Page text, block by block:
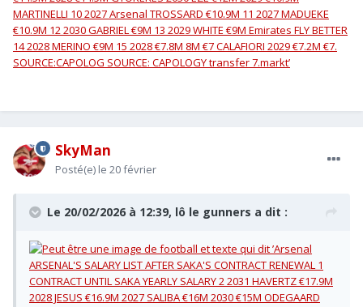
SkyMan
Posté(e) le 20 février
Le 20/02/2026 à 12:39, lô le gunners a dit :